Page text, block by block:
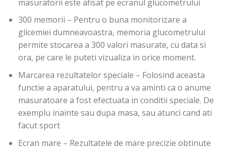
masuratorii este afisat pe ecranul glucometrului
300 memorii – Pentru o buna monitorizare a
glicemiei dumneavoastra, memoria glucometrului
permite stocarea a 300 valori masurate, cu data si
ora, pe care le puteti vizualiza in orice moment.
Marcarea rezultatelor speciale – Folosind aceasta
functie a aparatului, pentru a va aminti ca o anume
masuratoare a fost efectuata in conditii speciale. De
exemplu inainte sau dupa masa, sau atunci cand ati
facut sport
Ecran mare – Rezultatele de mare precizie obtinute